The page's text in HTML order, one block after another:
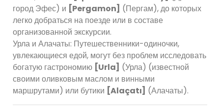
город Эфес) и [Pergamon] (Пергам), до которых
легко добраться на поезде или в составе
организованной экскурсии.
Урла и Алачаты: Путешественники-одиночки,
увлекающиеся едой, могут без проблем исследовать
богатую гастрономию [Urla] (Урла) (известной
своими оливковым маслом и винными
маршрутами) или бутики [Alaçatı] (Алачаты).